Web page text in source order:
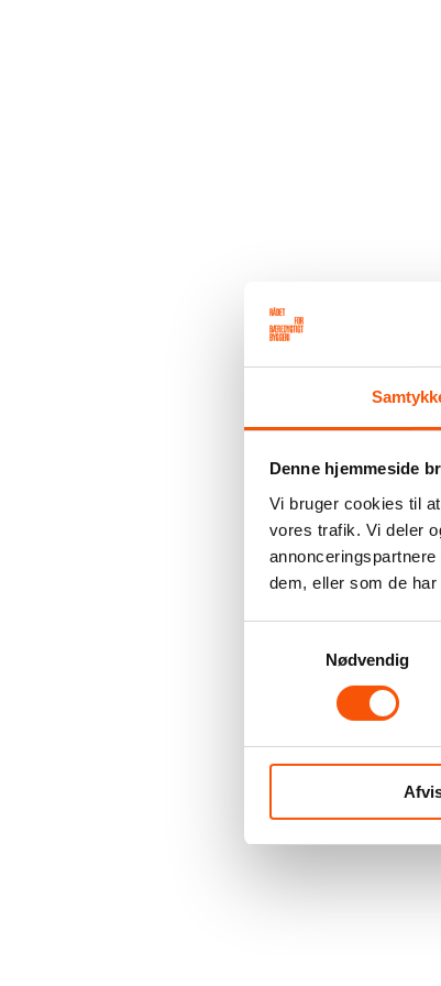
Denne hjemmeside
Vi bruger cookies til
vores trafik. Vi deler
dem, eller som de
Nødvendig